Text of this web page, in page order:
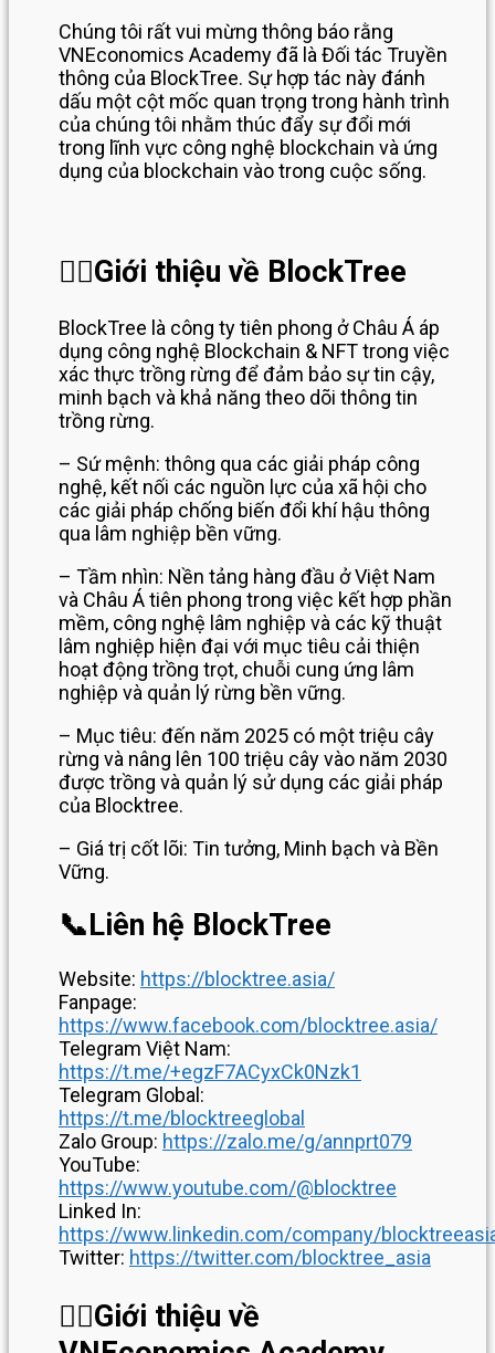
Chúng tôi rất vui mừng thông báo rằng
VNEconomics Academy đã là Đối tác Truyền
thông của BlockTree. Sự hợp tác này đánh
dấu một cột mốc quan trọng trong hành trình
của chúng tôi nhằm thúc đẩy sự đổi mới
trong lĩnh vực công nghệ blockchain và ứng
dụng của blockchain vào trong cuộc sống.
💁‍♂️Giới thiệu về BlockTree
BlockTree là công ty tiên phong ở Châu Á áp
dụng công nghệ Blockchain & NFT trong việc
xác thực trồng rừng để đảm bảo sự tin cậy,
minh bạch và khả năng theo dõi thông tin
trồng rừng.
– Sứ mệnh: thông qua các giải pháp công
nghệ, kết nối các nguồn lực của xã hội cho
các giải pháp chống biến đổi khí hậu thông
qua lâm nghiệp bền vững.
– Tầm nhìn: Nền tảng hàng đầu ở Việt Nam
và Châu Á tiên phong trong việc kết hợp phần
mềm, công nghệ lâm nghiệp và các kỹ thuật
lâm nghiệp hiện đại với mục tiêu cải thiện
hoạt động trồng trọt, chuỗi cung ứng lâm
nghiệp và quản lý rừng bền vững.
– Mục tiêu: đến năm 2025 có một triệu cây
rừng và nâng lên 100 triệu cây vào năm 2030
được trồng và quản lý sử dụng các giải pháp
của Blocktree.
– Giá trị cốt lõi: Tin tưởng, Minh bạch và Bền
Vững.
📞Liên hệ BlockTree
Website: https://blocktree.asia/
Fanpage:
https://www.facebook.com/blocktree.asia/
Telegram Việt Nam:
https://t.me/+egzF7ACyxCk0Nzk1
Telegram Global:
https://t.me/blocktreeglobal
Zalo Group: https://zalo.me/g/annprt079
YouTube:
https://www.youtube.com/@blocktree
Linked In:
https://www.linkedin.com/company/
Twitter: https://twitter.com/blocktree_asia
💁‍♂️Giới thiệu về